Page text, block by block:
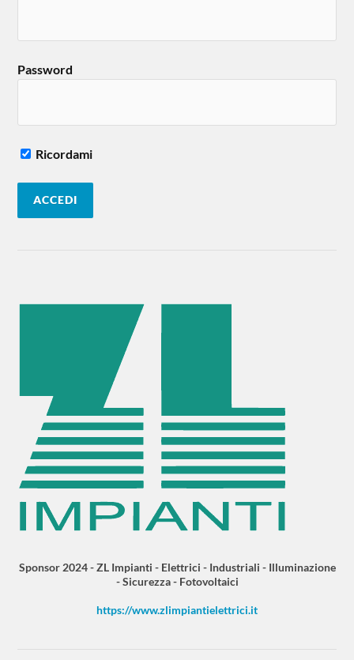
Password
Ricordami
Sponsor 2024 - ZL Impianti - Elettrici - Industriali - Illuminazione
- Sicurezza - Fotovoltaici
https://www.zlimpiantielettrici.it